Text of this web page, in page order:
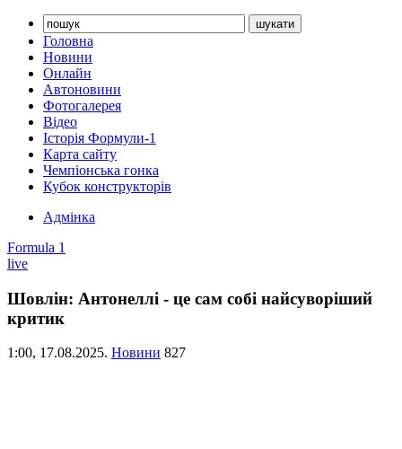
Головна
Новини
Онлайн
Автоновини
Фотогалерея
Відео
Історія Формули-1
Карта сайту
Чемпіонська гонка
Кубок конструкторів
Адмінка
Formula 1
live
Шовлін: Антонеллі - це сам собі найсуворіший
критик
1:00, 17.08.2025. Новини 827